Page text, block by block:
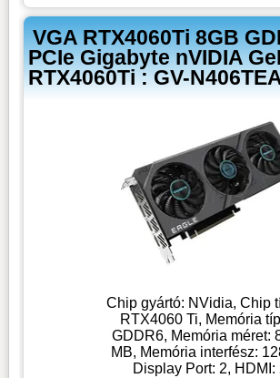
VGA RTX4060Ti 8GB
PCIe Gigabyte nVIDIA
RTX4060Ti : GV-
Chip gyártó: NVidia, Chip
RTX4060 Ti, Memória
GDDR6, Memória méret:
MB, Memória interfész:
Display Port: 2, HDMI: